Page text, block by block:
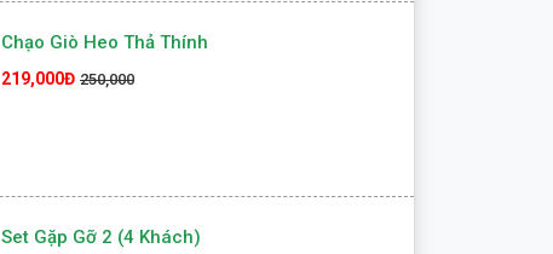
Chạo Giò Heo Thả Thính
219,000Đ 250,000
Set Gặp Gỡ 2 (4 Khách)